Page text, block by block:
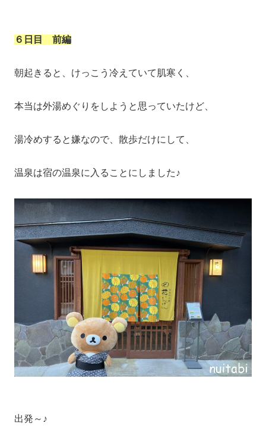
６日目 前編
朝起きると、けっこう冷えていて肌寒く、
本当は外湯めぐりをしようと思っていたけど、
湯冷めすると嫌なので、散歩だけにして、
温泉は宿の温泉に入ることにしました♪
出発～♪